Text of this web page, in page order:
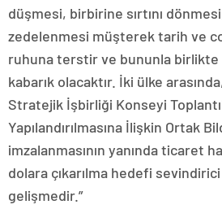
düşmesi, birbirine sırtını
zedelenmesi müşterek tarih ve
ruhuna terstir ve bununla birlikte
kabarık olacaktır. İki ülke
Stratejik İşbirliği Konseyi
Yapılandırılmasına İlişkin Ortak
imzalanmasının yanında ticaret
dolara çıkarılma hedefi
gelişmedir.”